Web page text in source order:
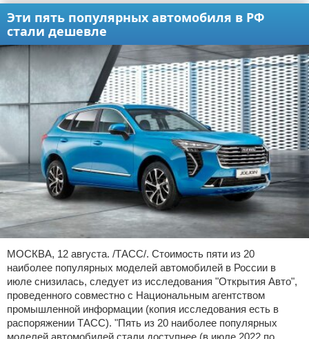
Эти пять популярных автомобиля в РФ
стали дешевле
МОСКВА, 12 августа. /ТАСС/. Стоимость пяти из 20
наиболее популярных моделей автомобилей в России в
июле снизилась, следует из исследования "Открытия Авто",
проведенного совместно с Национальным агентством
промышленной информации (копия исследования есть в
распоряжении ТАСС). "Пять из 20 наиболее популярных